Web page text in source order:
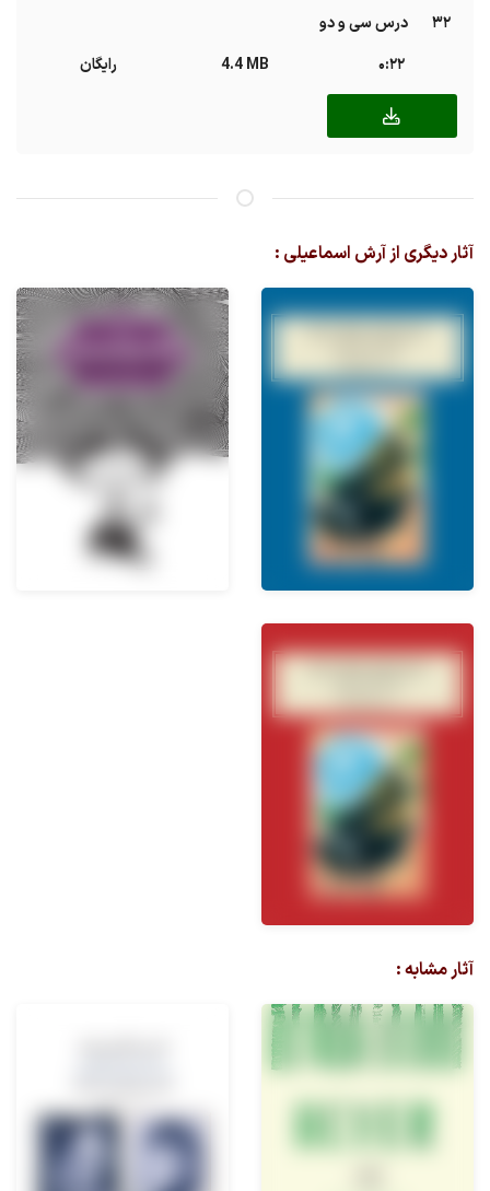
32
درس سی و دو
0:22
4.4 MB رایگان
آثار دیگری از آرش اسماعیلی :
آثار مشابه :